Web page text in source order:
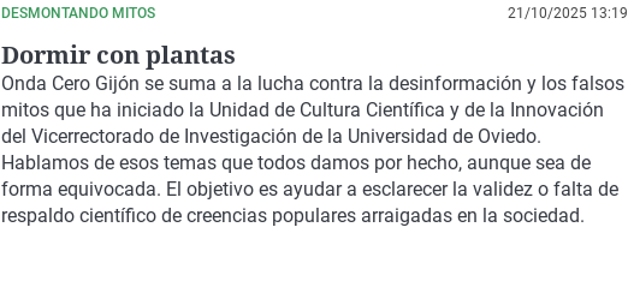
DESMONTANDO MITOS 21/10/2025 13:19
Dormir con plantas
Onda Cero Gijón se suma a la lucha contra la desinformación y los falsos
mitos que ha iniciado la Unidad de Cultura Científica y de la Innovación
del Vicerrectorado de Investigación de la Universidad de Oviedo.
Hablamos de esos temas que todos damos por hecho, aunque sea de
forma equivocada. El objetivo es ayudar a esclarecer la validez o falta de
respaldo científico de creencias populares arraigadas en la sociedad.